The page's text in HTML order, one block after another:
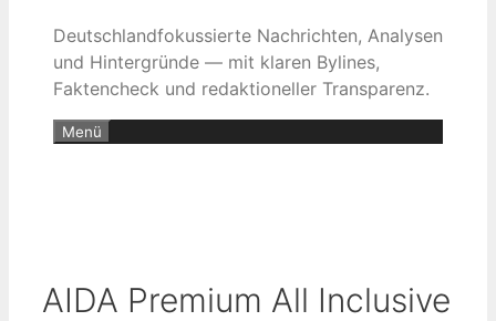
Deutschlandfokussierte Nachrichten, Analysen
und Hintergründe — mit klaren Bylines,
Faktencheck und redaktioneller Transparenz.
Menü
AIDA Premium All Inclusive